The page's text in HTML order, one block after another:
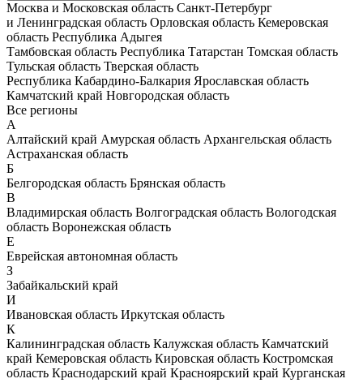
Москва и Московская область Санкт-Петербург
и Ленинградская область Орловская область Кемеровская
область Республика Адыгея
Тамбовская область Республика Татарстан Томская область
Тульская область Тверская область
Республика Кабардино-Балкария Ярославская область
Камчатский край Новгородская область
Все регионы
А
Алтайский край Амурская область Архангельская область
Астраханская область
Б
Белгородская область Брянская область
В
Владимирская область Волгоградская область Вологодская
область Воронежская область
Е
Еврейская автономная область
З
Забайкальский край
И
Ивановская область Иркутская область
К
Калининградская область Калужская область Камчатский
край Кемеровская область Кировская область Костромская
область Краснодарский край Красноярский край Курганская